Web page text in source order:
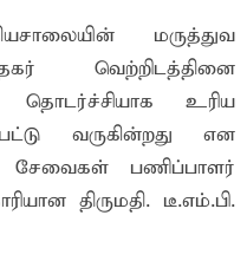
மருத்துவ
வெற்றிடத்தினை
தொடர்ச்சியாக உரிய
வருகின்றது என
சேவைகள் பணிப்பாளர்
திருமதி. டீ.எம்.பி.